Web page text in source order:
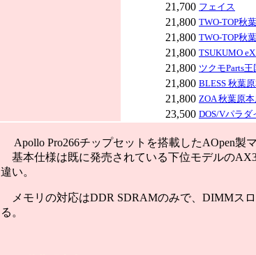
21,700 フェイス
21,800 TWO-TOP秋
21,800 TWO-TOP秋
21,800 TSUKUMO
21,800 ツクモParts王
21,800 BLESS 秋葉
21,800 ZOA 秋葉原
23,500 DOS/Vパラダ
Apollo Pro266チップセットを搭載したAOpen製
基本仕様は既に発売されている下位モデルの
違い。
メモリの対応はDDR SDRAMのみで、DIMMス
る。